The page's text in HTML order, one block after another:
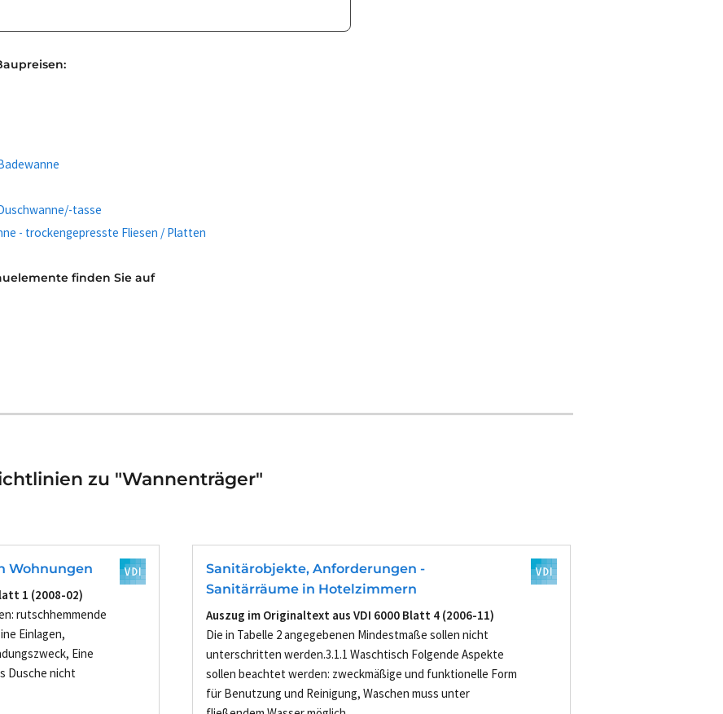
tasse
- trockengepresste Fliesen / Platten
finden Sie auf
zu "Wannenträger"
Wohnungen
1 (2008-02)
rutschhemmende
Einlagen,
Eine
Dusche nicht
Sanitärobjekte, Anforderungen -
Sanitärräume in Hotelzimmern
Auszug im Originaltext aus VDI 6000 Blatt 4 (2006-11)
Die in Tabelle 2 angegebenen Mindestmaße sollen nicht
unterschritten werden.3.1.1 Waschtisch Folgende Aspekte
sollen beachtet werden: zweckmäßige und funktionelle Form
für Benutzung und Reinigung, Waschen muss unter